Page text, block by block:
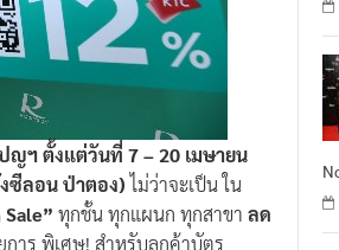
ญฯ ตั้งแต่วันที่ 7 – 20 เมษายน
งซีลอน ป่าตอง)ไม่ว่าจะเป็น ใน
ทุกชั้น ทุกแผนก ทุกสาขา ลด
การ พิเศษ! สำหรับลูกค้าบัตร